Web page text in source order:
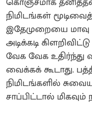
நிமிடங்கள்
இதேமுறையை
அடிக்கடி
வேக வேக உதிர்ந்து
வைக்கக் கூடாது.
நிமிடங்களில்
சாப்பிட்டால்